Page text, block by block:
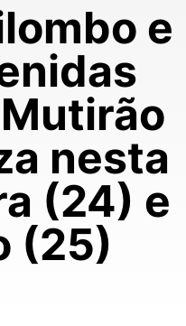
e
nesta
(24) e
(25)